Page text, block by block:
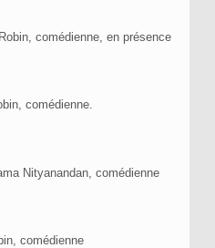
comédienne, en présence
comédienne.
Nityanandan, comédienne
comédienne